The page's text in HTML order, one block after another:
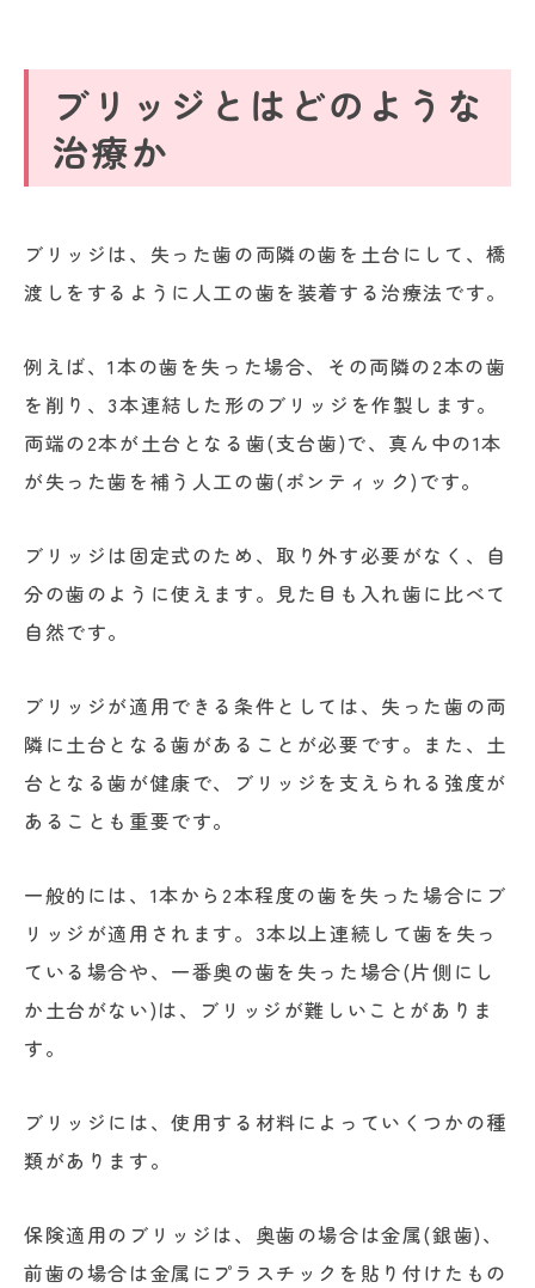
ブリッジとはどのような
治療か
ブリッジは、失った歯の両隣の歯を土台にして、橋
渡しをするように人工の歯を装着する治療法です。
例えば、1本の歯を失った場合、その両隣の2本の歯
を削り、3本連結した形のブリッジを作製します。
両端の2本が土台となる歯(支台歯)で、真ん中の1本
が失った歯を補う人工の歯(ポンティック)です。
ブリッジは固定式のため、取り外す必要がなく、自
分の歯のように使えます。見た目も入れ歯に比べて
自然です。
ブリッジが適用できる条件としては、失った歯の両
隣に土台となる歯があることが必要です。また、土
台となる歯が健康で、ブリッジを支えられる強度が
あることも重要です。
一般的には、1本から2本程度の歯を失った場合にブ
リッジが適用されます。3本以上連続して歯を失っ
ている場合や、一番奥の歯を失った場合(片側にし
か土台がない)は、ブリッジが難しいことがありま
す。
ブリッジには、使用する材料によっていくつかの種
類があります。
保険適用のブリッジは、奥歯の場合は金属(銀歯)、
前歯の場合は金属にプラスチックを貼り付けたもの